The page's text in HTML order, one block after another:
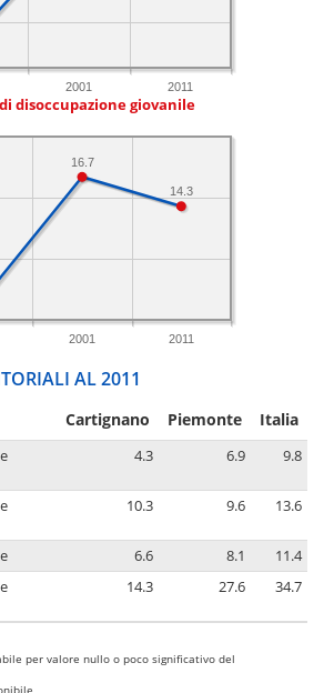
2001 2011
disoccupazione giovanile
2001 2011
14.3
16.7
AL 2011
Cartignano Piemonte Italia
4.3 6.9 9.8
10.3 9.6 13.6
6.6 8.1
11.4
14.3 27.6 34.7
per valore nullo o poco significativo del